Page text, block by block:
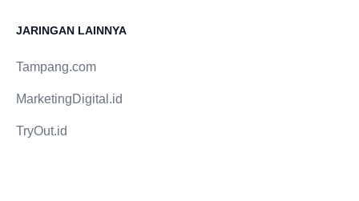
JARINGAN LAINNYA
Tampang.com
MarketingDigital.id
TryOut.id